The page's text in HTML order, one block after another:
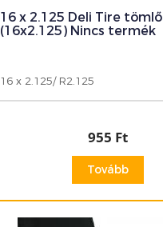
16 x 2.125 Deli Tire tömlő
(16x2.125) Nincs termék
16 x 2.125/ R2.125
955 Ft
Tovább